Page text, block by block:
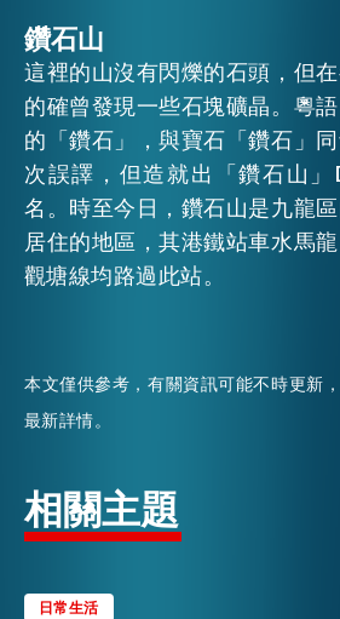
鑽石山
這裡的山沒有閃爍的石頭，但
的確曾發現一些石塊礦晶。粵
的「鑽石」，與寶石「鑽石」
次誤譯，但造就出「鑽石山
名。時至今日，鑽石山是九龍
居住的地區，其港鐵站車水馬
觀塘線均路過此站。
本文僅供參考，有關資訊可能不時更新
最新詳情。
相關主題
日常生活